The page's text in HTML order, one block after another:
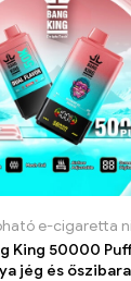
,Eldobható
,Eldobható e-
e-
King 50000
jég és